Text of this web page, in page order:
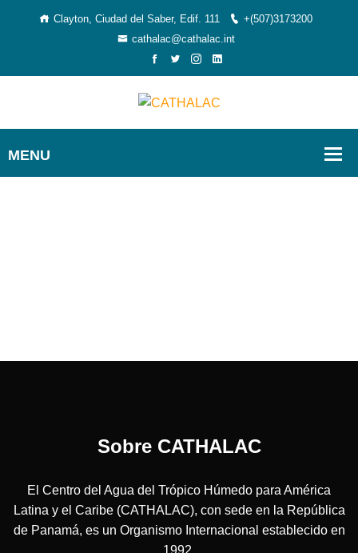
Clayton, Ciudad del Saber, Edif. 111
+(507)3173200
cathalac@cathalac.int
Sobre CATHALAC
El Centro del Agua del Trópico Húmedo para América
Latina y el Caribe (CATHALAC), con sede en la República
de Panamá, es un Organismo Internacional establecido en